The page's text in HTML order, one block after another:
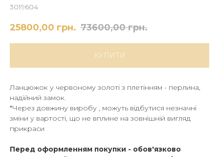
3019604
25800,00 грн. 73600,00 грн.
КУПИТИ
Ланцюжок у червоному золоті з плетінням - перлина,
надійний замок.
*Через довжину виробу , можуть відбутися незначні
зміни у вартості, що не вплине на зовнішній вигляд
прикраси
Перед оформленням покупки - обов'язково